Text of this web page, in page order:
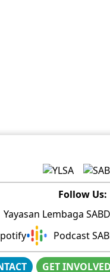
Follow Us:
Yayasan Lembaga
Podcast
GET